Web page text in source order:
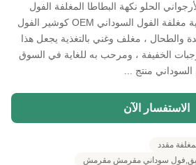
الحلو نكهة البطاطا المغلفة الفول
السوداني وجبة خفيفة صحية مغلفة الفول السوداني OEM كوشير الفول
والطحال ، مغلف وغني بالتغذية يجعل هذا
الخفيفة ، ومرحب به للغاية في السوق
السوداني منتج ...
الاستفسار الآن
مقدد
سوداني مقرمش مقرمش